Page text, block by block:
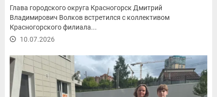
Глава городского округа Красногорск Дмитрий
Владимирович Волков встретился с коллективом
Красногорского филиала...
10.07.2026